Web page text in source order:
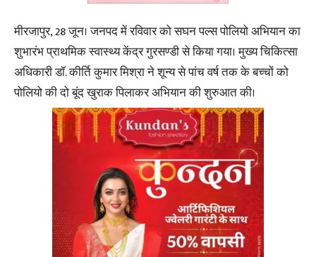
मीरजापुर, 28 जून। जनपद में रविवार को सघन पल्स पोलियो अभियान का
शुभारंभ प्राथमिक स्वास्थ्य केंद्र गुरसण्डी से किया गया। मुख्य चिकित्सा
अधिकारी डॉ. कीर्ति कुमार मिश्रा ने शून्य से पांच वर्ष तक के बच्चों को
पोलियो की दो बूंद खुराक पिलाकर अभियान की शुरुआत की।